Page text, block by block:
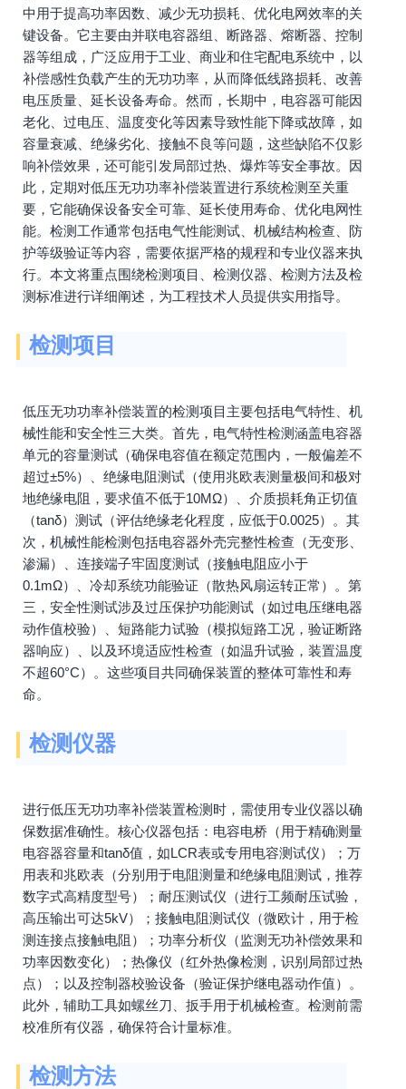
中用于提高功率因数、减少无功损耗、优化电网效率的关
键设备。它主要由并联电容器组、断路器、熔断器、控制
器等组成，广泛应用于工业、商业和住宅配电系统中，以
补偿感性负载产生的无功功率，从而降低线路损耗、改善
电压质量、延长设备寿命。然而，长期中，电容器可能因
老化、过电压、温度变化等因素导致性能下降或故障，如
容量衰减、绝缘劣化、接触不良等问题，这些缺陷不仅影
响补偿效果，还可能引发局部过热、爆炸等安全事故。因
此，定期对低压无功功率补偿装置进行系统检测至关重
要，它能确保设备安全可靠、延长使用寿命、优化电网性
能。检测工作通常包括电气性能测试、机械结构检查、防
护等级验证等内容，需要依据严格的规程和专业仪器来执
行。本文将重点围绕检测项目、检测仪器、检测方法及检
测标准进行详细阐述，为工程技术人员提供实用指导。
检测项目
低压无功功率补偿装置的检测项目主要包括电气特性、机
械性能和安全性三大类。首先，电气特性检测涵盖电容器
单元的容量测试（确保电容值在额定范围内，一般偏差不
超过±5%）、绝缘电阻测试（使用兆欧表测量极间和极对
地绝缘电阻，要求值不低于10MΩ）、介质损耗角正切值
（tanδ）测试（评估绝缘老化程度，应低于0.0025）。其
次，机械性能检测包括电容器外壳完整性检查（无变形、
渗漏）、连接端子牢固度测试（接触电阻应小于
0.1mΩ）、冷却系统功能验证（散热风扇运转正常）。第
三，安全性测试涉及过压保护功能测试（如过电压继电器
动作值校验）、短路能力试验（模拟短路工况，验证断路
器响应）、以及环境适应性检查（如温升试验，装置温度
不超60°C）。这些项目共同确保装置的整体可靠性和寿
命。
检测仪器
进行低压无功功率补偿装置检测时，需使用专业仪器以确
保数据准确性。核心仪器包括：电容电桥（用于精确测量
电容器容量和tanδ值，如LCR表或专用电容测试仪）；万
用表和兆欧表（分别用于电阻测量和绝缘电阻测试，推荐
数字式高精度型号）；耐压测试仪（进行工频耐压试验，
高压输出可达5kV）；接触电阻测试仪（微欧计，用于检
测连接点接触电阻）；功率分析仪（监测无功补偿效果和
功率因数变化）；热像仪（红外热像检测，识别局部过热
点）；以及控制器校验设备（验证保护继电器动作值）。
此外，辅助工具如螺丝刀、扳手用于机械检查。检测前需
校准所有仪器，确保符合计量标准。
检测方法